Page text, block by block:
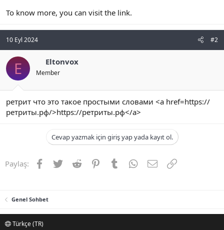
To know more, you can visit the link.
10 Eyl 2024 #2
E Eltonvox
Member
ретрит что это такое простыми словами <a href=https://
ретриты.рф/>https://ретриты.рф</a>
Cevap yazmak için giriş yap yada kayıt ol.
Paylaş: Facebook
TwitterReddit PinterestTumblrWhatsApp
E-postaLink
Genel Sohbet
Türkçe (TR)